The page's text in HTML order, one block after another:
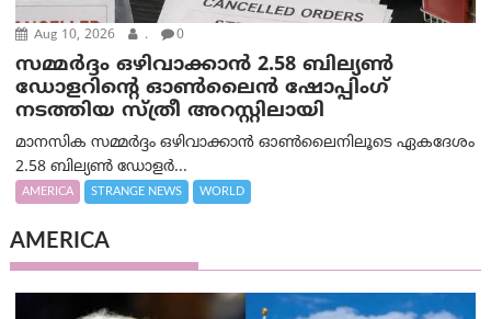
Aug 10, 2026 . 0
സമ്മര്‍ദ്ദം ഒഴിവാക്കാന്‍ 2.58 ബില്യൺ
ഡോളറിന്റെ ഓണ്‍ലൈന്‍ ഷോപ്പിംഗ്
നടത്തിയ സ്ത്രീ അറസ്റ്റിലായി
മാനസിക സമ്മര്‍ദ്ദം ഒഴിവാക്കാന്‍ ഓണ്‍ലൈനിലൂടെ ഏകദേശം
2.58 ബില്യൺ ഡോളർ...
AMERICA STRANGE NEWS WORLD
AMERICA